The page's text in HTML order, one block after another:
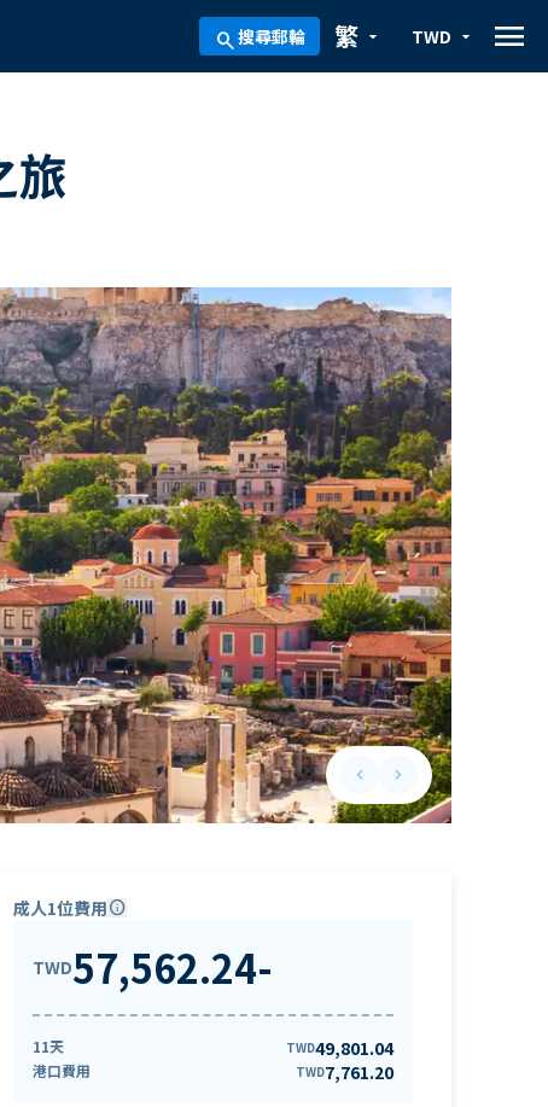
search搜尋郵輪 arrow_drop_down
繁 arrow_drop_down
TWD menu
旅
keyboard_arrow_leftPrevious slide
keyboard_arrow_rightNext slide
成人1位費用info
TWD57,562.24-
11天 TWD49,801.04
港口費用 TWD7,761.20